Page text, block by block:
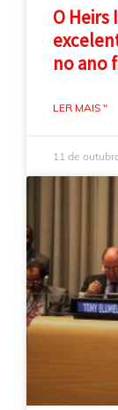
O Heirs
no ano
LER MAIS "
11 de